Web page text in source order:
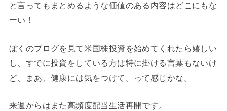
と言ってもまとめるような価値のある内容はどこにもな
ーい！
ぼくのブログを見て米国株投資を始めてくれたら嬉しい
し、すでに投資をしている方は特に掛ける言葉もないけ
ど、まあ、健康には気をつけて。って感じかな。
来週からはまた高頻度配当生活再開です。